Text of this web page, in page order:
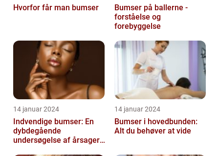
Hvorfor får man bumser
Bumser på ballerne -
forståelse og
forebyggelse
14 januar 2024
Indvendige bumser: En
dybdegående
undersøgelse af årsager,
14 januar 2024
Bumser i hovedbunden:
Alt du behøver at vide